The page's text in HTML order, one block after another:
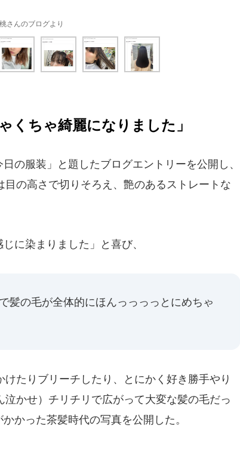
桃さんのブログより
くちゃ綺麗になりました」
の服装」と題したブログエントリーを公開し、
の高さで切りそろえ、艶のあるストレートな
に染まりました」と喜び、
髪の毛が全体的にほんっっっっとにめちゃ
たりブリーチしたり、とにかく好き勝手やり
かせ）チリチリで広がって大変な髪の毛だっ
かった茶髪時代の写真を公開した。